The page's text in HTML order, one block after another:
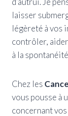
laisser
légèreté à vos
contrôler,
à la
Chez les
vous pousse à
concernant